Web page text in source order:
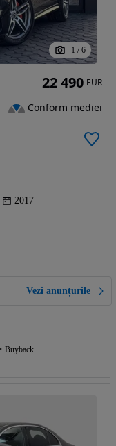
1 / 6
2017
Vezi anunțurile
Buyback
22 490 EUR
Conform mediei